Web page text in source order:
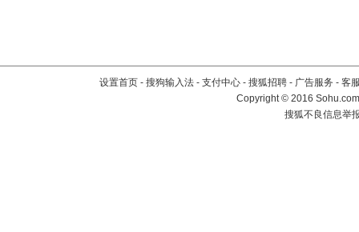
设置首页 - 搜狗输入法 - 支付中心 - 搜狐招聘 - 广告服务 - 客
Copyright©2016
搜狐不良信息举